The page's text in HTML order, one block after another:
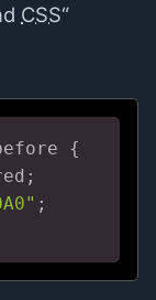
CSS“
{
;